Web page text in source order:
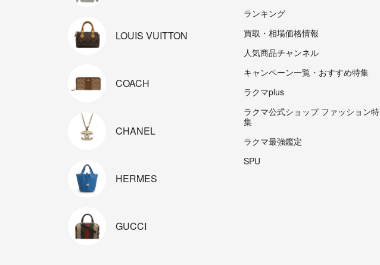
LOUIS VUITTON
COACH
CHANEL
HERMES
GUCCI
ランキング
買取・相場価格情報
人気商品チャンネル
キャンペーン一覧・おすすめ特集
ラクマplus
ラクマ公式ショップ ファッション特
集
ラクマ最強鑑定
SPU